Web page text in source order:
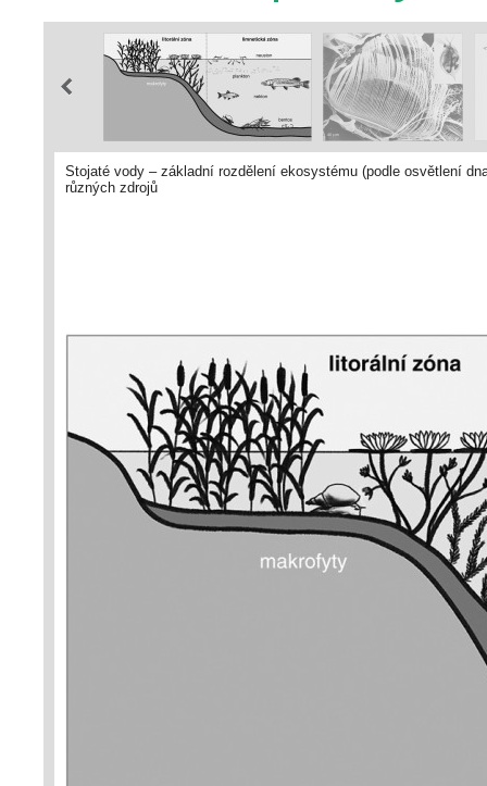
Stojaté vody – základní rozdělení ekosystému (podle osvětlení
různých zdrojů